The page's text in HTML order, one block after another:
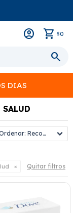
$0
DIAS
Recomendados
Quitar filtros